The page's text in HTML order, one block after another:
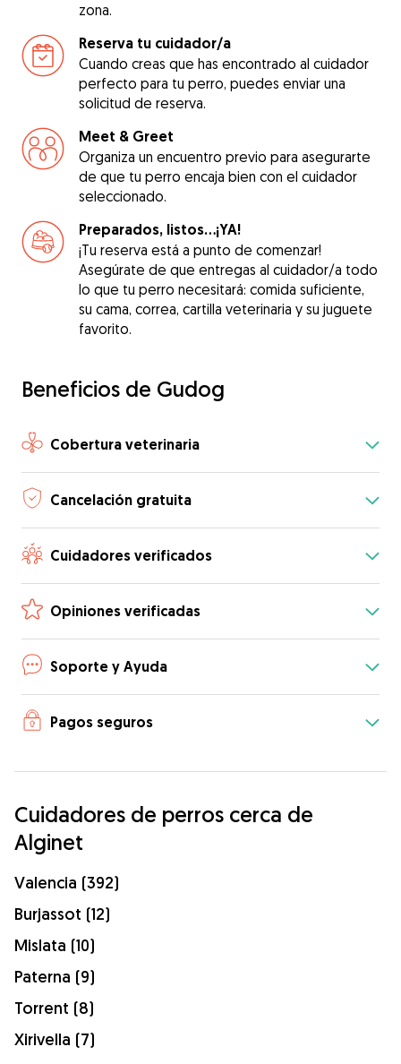
zona.
Reserva tu cuidador/a
Cuando creas que has encontrado al cuidador
perfecto para tu perro, puedes enviar una
solicitud de reserva.
Meet & Greet
Organiza un encuentro previo para asegurarte
de que tu perro encaja bien con el cuidador
seleccionado.
Preparados, listos...¡YA!
¡Tu reserva está a punto de comenzar!
Asegúrate de que entregas al cuidador/a todo
lo que tu perro necesitará: comida suficiente,
su cama, correa, cartilla veterinaria y su juguete
favorito.
Beneficios de Gudog
Cobertura veterinaria
Cancelación gratuita
Cuidadores verificados
Opiniones verificadas
Soporte y Ayuda
Pagos seguros
Cuidadores de perros cerca de
Alginet
Valencia (392)
Burjassot (12)
Mislata (10)
Paterna (9)
Torrent (8)
Xirivella (7)